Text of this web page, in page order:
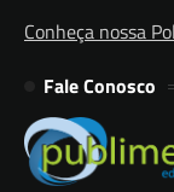
Conheça nossa
Fale Conosco